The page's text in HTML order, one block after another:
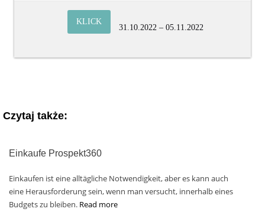
KLICK
31.10.2022 – 05.11.2022
Czytaj także:
Einkaufe Prospekt360
Einkaufen ist eine alltägliche Notwendigkeit, aber es kann auch
eine Herausforderung sein, wenn man versucht, innerhalb eines
Budgets zu bleiben. Read more